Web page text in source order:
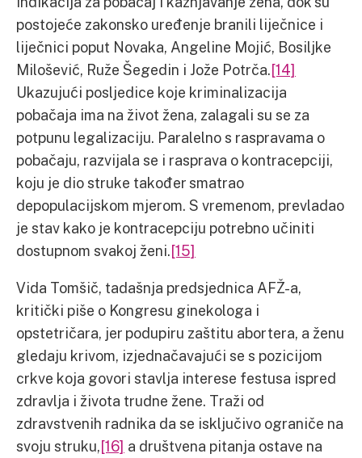
postojeće zakonsko uređenje branili liječnice i
liječnici poput Novaka, Angeline Mojić, Bosiljke
Milošević, Ruže Šegedin i Jože Potrča.[14]
Ukazujući posljedice koje kriminalizacija
pobačaja ima na život žena, zalagali su se za
potpunu legalizaciju. Paralelno s raspravama o
pobačaju, razvijala se i rasprava o kontracepciji,
koju je dio struke također smatrao
depopulacijskom mjerom. S vremenom, prevladao
je stav kako je kontracepciju potrebno učiniti
dostupnom svakoj ženi.[15]
Vida Tomšič, tadašnja predsjednica AFŽ-a,
kritički piše o Kongresu ginekologa i
opstetričara, jer podupiru zaštitu abortera, a ženu
gledaju krivom, izjednačavajući se s pozicijom
crkve koja govori stavlja interese festusa ispred
zdravlja i života trudne žene. Traži od
zdravstvenih radnika da se isključivo ograniče na
svoju struku,[16] a društvena pitanja ostave na